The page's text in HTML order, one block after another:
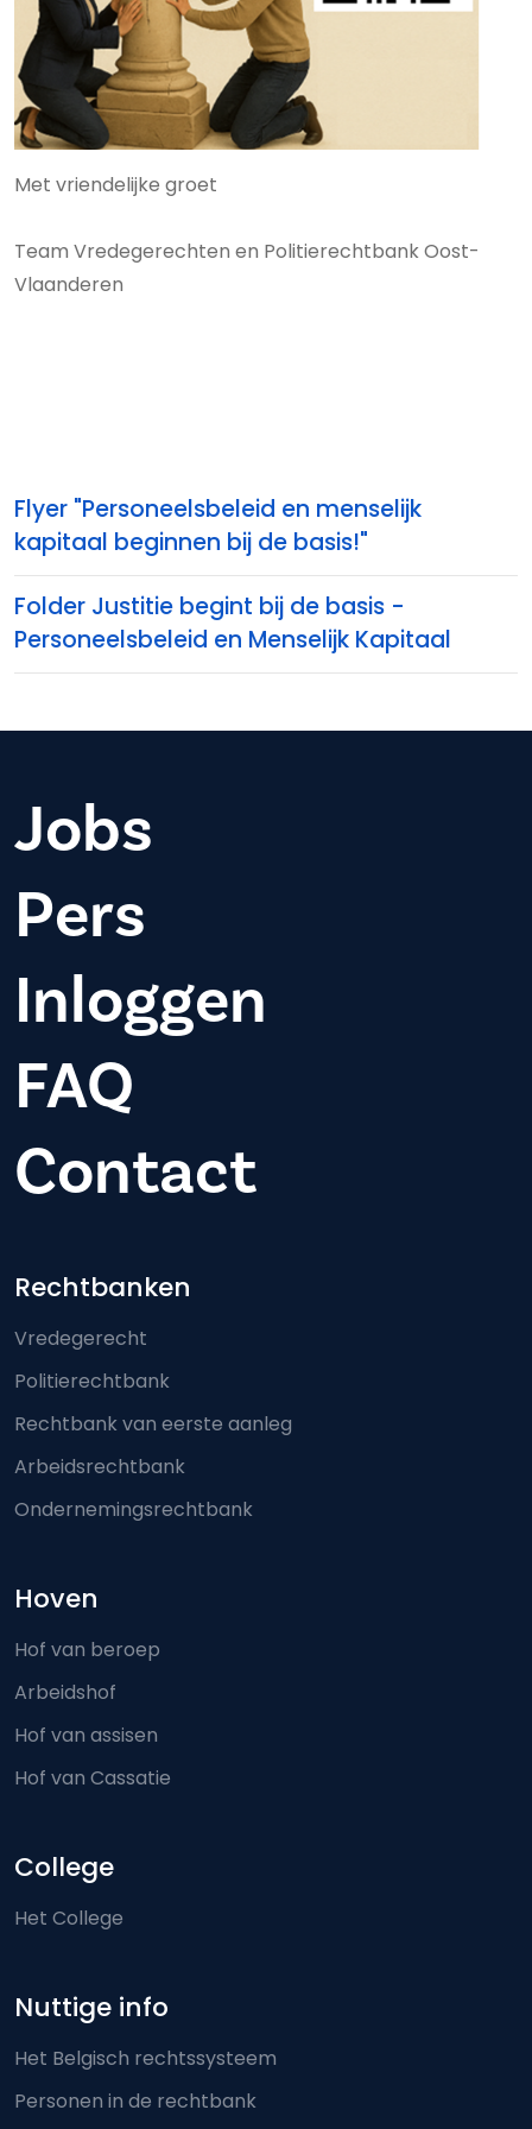
Met vriendelijke groet
Team Vredegerechten en Politierechtbank Oost-
Vlaanderen
Flyer "Personeelsbeleid en menselijk
kapitaal beginnen bij de basis!"
Folder Justitie begint bij de basis -
Personeelsbeleid en Menselijk Kapitaal
Jobs
Pers
Inloggen
FAQ
Contact
Footer-menu
Rechtbanken
Vredegerecht
Politierechtbank
Rechtbank van eerste aanleg
Arbeidsrechtbank
Ondernemingsrechtbank
Hoven
Hof van beroep
Arbeidshof
Hof van assisen
Hof van Cassatie
College
Het College
Nuttige info
Het Belgisch rechtssysteem
Personen in de rechtbank